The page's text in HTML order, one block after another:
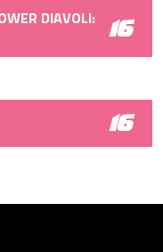
DIAVOLI:
16
16